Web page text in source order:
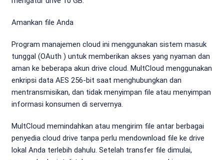
Amankan file Anda
Program manajemen cloud ini menggunakan sistem masuk
tunggal (OAuth ) untuk memberikan akses yang nyaman dan
aman ke beberapa akun drive cloud. MultCloud menggunakan
enkripsi data AES 256-bit saat menghubungkan dan
mentransmisikan, dan tidak menyimpan file atau menyimpan
informasi konsumen di servernya.
MultCloud memindahkan atau mengirim file antar berbagai
penyedia cloud drive tanpa perlu mendownload file ke drive
lokal Anda terlebih dahulu. Setelah transfer file dimulai,